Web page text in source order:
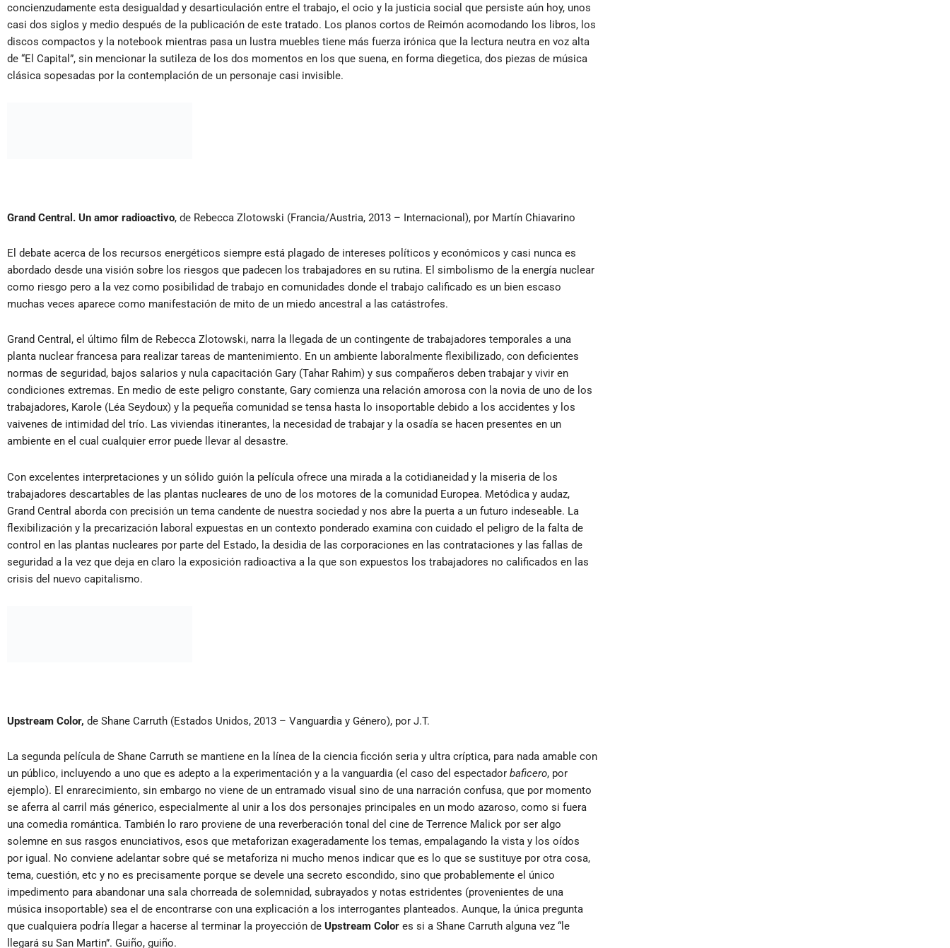
concienzudamente esta desigualdad y desarticulación entre el trabajo, el ocio y la justicia social que persiste aún hoy, unos
casi dos siglos y medio después de la publicación de este tratado. Los planos cortos de Reimón acomodando los libros, los
discos compactos y la notebook mientras pasa un lustra muebles tiene más fuerza irónica que la lectura neutra en voz alta
de “El Capital”, sin mencionar la sutileza de los dos momentos en los que suena, en forma diegetica, dos piezas de música
clásica sopesadas por la contemplación de un personaje casi invisible.
Grand Central. Un amor radioactivo, de Rebecca Zlotowski (Francia/Austria, 2013 – Internacional), por Martín Chiavarino
El debate acerca de los recursos energéticos siempre está plagado de intereses políticos y económicos y casi nunca es
abordado desde una visión sobre los riesgos que padecen los trabajadores en su rutina. El simbolismo de la energía nuclear
como riesgo pero a la vez como posibilidad de trabajo en comunidades donde el trabajo calificado es un bien escaso
muchas veces aparece como manifestación de mito de un miedo ancestral a las catástrofes.
Grand Central, el último film de Rebecca Zlotowski, narra la llegada de un contingente de trabajadores temporales a una
planta nuclear francesa para realizar tareas de mantenimiento. En un ambiente laboralmente flexibilizado, con deficientes
normas de seguridad, bajos salarios y nula capacitación Gary (Tahar Rahim) y sus compañeros deben trabajar y vivir en
condiciones extremas. En medio de este peligro constante, Gary comienza una relación amorosa con la novia de uno de los
trabajadores, Karole (Léa Seydoux) y la pequeña comunidad se tensa hasta lo insoportable debido a los accidentes y los
vaivenes de intimidad del trío. Las viviendas itinerantes, la necesidad de trabajar y la osadía se hacen presentes en un
ambiente en el cual cualquier error puede llevar al desastre.
Con excelentes interpretaciones y un sólido guión la película ofrece una mirada a la cotidianeidad y la miseria de los
trabajadores descartables de las plantas nucleares de uno de los motores de la comunidad Europea. Metódica y audaz,
Grand Central aborda con precisión un tema candente de nuestra sociedad y nos abre la puerta a un futuro indeseable. La
flexibilización y la precarización laboral expuestas en un contexto ponderado examina con cuidado el peligro de la falta de
control en las plantas nucleares por parte del Estado, la desidia de las corporaciones en las contrataciones y las fallas de
seguridad a la vez que deja en claro la exposición radioactiva a la que son expuestos los trabajadores no calificados en las
crisis del nuevo capitalismo.
Upstream Color, de Shane Carruth (Estados Unidos, 2013 – Vanguardia y Género), por J.T.
La segunda película de Shane Carruth se mantiene en la línea de la ciencia ficción seria y ultra críptica, para nada amable con
un público, incluyendo a uno que es adepto a la experimentación y a la vanguardia (el caso del espectador baficero, por
ejemplo). El enrarecimiento, sin embargo no viene de un entramado visual sino de una narración confusa, que por momento
se aferra al carril más génerico, especialmente al unir a los dos personajes principales en un modo azaroso, como si fuera
una comedia romántica. También lo raro proviene de una reverberación tonal del cine de Terrence Malick por ser algo
solemne en sus rasgos enunciativos, esos que metaforizan exageradamente los temas, empalagando la vista y los oídos
por igual. No conviene adelantar sobre qué se metaforiza ni mucho menos indicar que es lo que se sustituye por otra cosa,
tema, cuestión, etc y no es precisamente porque se devele una secreto escondido, sino que probablemente el único
impedimento para abandonar una sala chorreada de solemnidad, subrayados y notas estridentes (provenientes de una
música insoportable) sea el de encontrarse con una explicación a los interrogantes planteados. Aunque, la única pregunta
que cualquiera podría llegar a hacerse al terminar la proyección de Upstream Color es si a Shane Carruth alguna vez “le
llegará su San Martin”. Guiño, guiño.